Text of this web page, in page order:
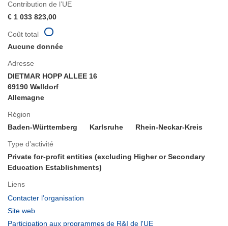
Contribution de l’UE
€ 1 033 823,00
Adresse
DIETMAR HOPP ALLEE 16
69190 Walldorf
Allemagne
Région
Baden-Württemberg
Karlsruhe Rhein-Neckar-Kreis
Type d’activité
Private for-profit entities (excluding Higher or Secondary
Education Establishments)
Liens
Contacter l’organisation
Site web
dans
Participation aux programmes de R&I de l'UE
Coût total
Aucune donnée